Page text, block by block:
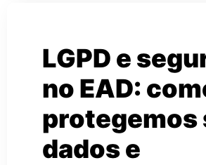
LGPD e
no EAD:
protegemos
dados e